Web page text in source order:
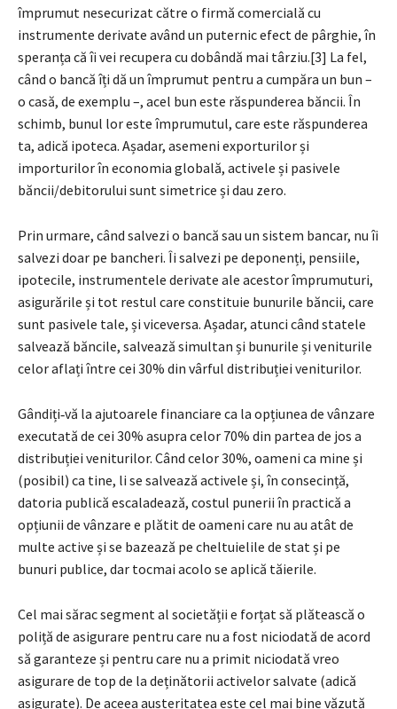
împrumut nesecurizat către o firmă comercială cu
instrumente derivate având un puternic efect de pârghie, în
speranța că îi vei recupera cu dobândă mai târziu.[3] La fel,
când o bancă îți dă un împrumut pentru a cumpăra un bun –
o casă, de exemplu –, acel bun este răspunderea băncii. În
schimb, bunul lor este împrumutul, care este răspunderea
ta, adică ipoteca. Așadar, asemeni exporturilor și
importurilor în economia globală, activele și pasivele
băncii/debitorului sunt simetrice și dau zero.
Prin urmare, când salvezi o bancă sau un sistem bancar, nu îi
salvezi doar pe bancheri. Îi salvezi pe deponenți, pensiile,
ipotecile, instrumentele derivate ale acestor împrumuturi,
asigurările și tot restul care constituie bunurile băncii, care
sunt pasivele tale, și viceversa. Așadar, atunci când statele
salvează băncile, salvează simultan și bunurile și veniturile
celor aflați între cei 30% din vârful distribuției veniturilor.
Gândiți‑vă la ajutoarele financiare ca la opțiunea de vânzare
executată de cei 30% asupra celor 70% din partea de jos a
distribuției veniturilor. Când celor 30%, oameni ca mine și
(posibil) ca tine, li se salvează activele și, în consecință,
datoria publică escaladează, costul punerii în practică a
opțiunii de vânzare e plătit de oameni care nu au atât de
multe active și se bazează pe cheltuielile de stat și pe
bunuri publice, dar tocmai acolo se aplică tăierile.
Cel mai sărac segment al societății e forțat să plătească o
poliță de asigurare pentru care nu a fost niciodată de acord
să garanteze și pentru care nu a primit niciodată vreo
asigurare de top de la deținătorii activelor salvate (adică
asigurate). De aceea austeritatea este cel mai bine văzută